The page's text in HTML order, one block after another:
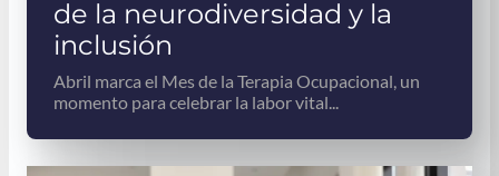
de la neurodiversidad y la
inclusión
Abril marca el Mes de la Terapia Ocupacional, un
momento para celebrar la labor vital...